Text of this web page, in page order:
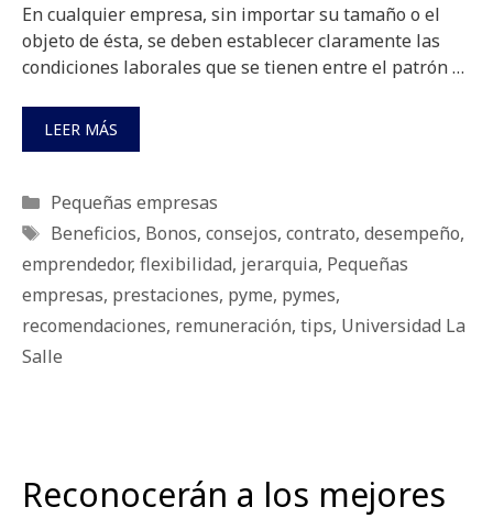
En cualquier empresa, sin importar su tamaño o el
objeto de ésta, se deben establecer claramente las
condiciones laborales que se tienen entre el patrón …
LEER MÁS
Categorías
Pequeñas empresas
Etiquetas
Beneficios, Bonos, consejos, contrato, desempeño,
emprendedor, fle­xi­bi­li­dad, jerarquia, Pequeñas
empresas, prestaciones, pyme, pymes,
recomendaciones, remuneración, tips, Universidad La
Salle
Reconocerán a los mejores